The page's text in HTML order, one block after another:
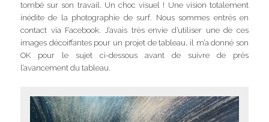
tombé sur son travail. Un choc visuel ! Une vision totalement
inédite de la photographie de surf. Nous sommes entrés en
contact via Facebook. J’avais très envie d’utiliser une de ces
images décoiffantes pour un projet de tableau, il m’a donné son
OK pour le sujet ci-dessous avant de suivre de près
l’avancement du tableau.